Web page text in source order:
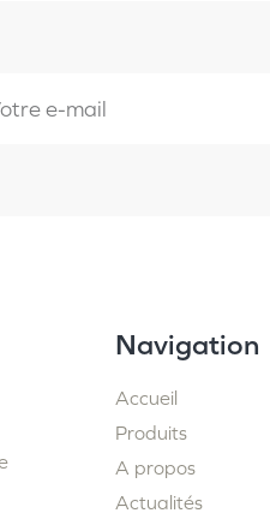
Navigation
Accueil
Produits
A propos
Actualités